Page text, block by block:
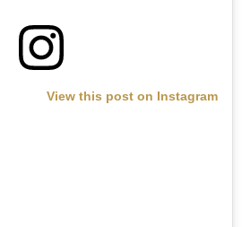
View this post on Instagram